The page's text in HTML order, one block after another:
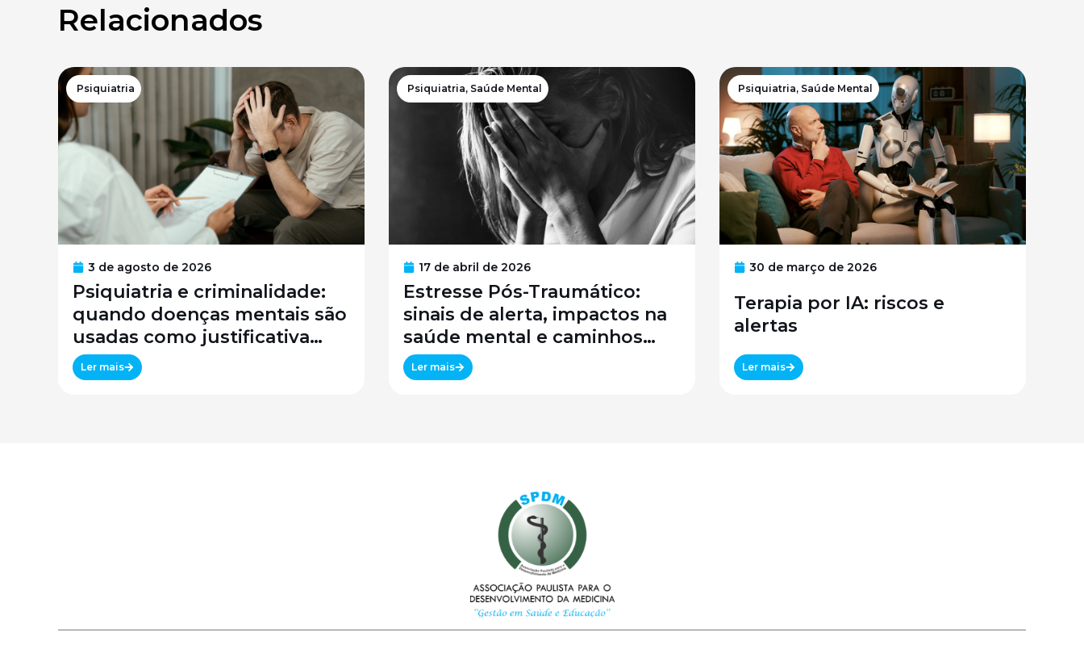
Relacionados
Psiquiatria
3 de agosto de 2026
Psiquiatria e criminalidade:
quando doenças mentais são
usadas como justificativa
legal?
Ler mais
Psiquiatria, Saúde Mental
17 de abril de 2026
Estresse Pós-Traumático:
sinais de alerta, impactos na
saúde mental e caminhos
para o tratamento
Ler mais
Psiquiatria, Saúde Mental
30 de março de 2026
Terapia por IA: riscos e
alertas
Ler mais